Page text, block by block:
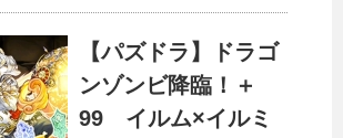
【パズドラ】ドラゴ
ンゾンビ降臨！＋
99 イルム×イルミ